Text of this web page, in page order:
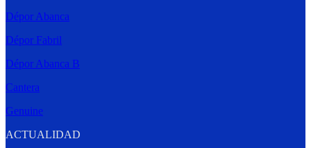
Dépor Abanca
Dépor Fabril
Dépor Abanca B
Cantera
Genuine
ACTUALIDAD